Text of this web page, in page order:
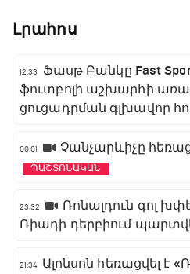
Լրահոս
12:33
Ֆասթ Բանկը Fast
ֆուտբոլի աշխարհի
ցուցադրման գլխավոր
00:01 Չանչարևիչը
ՊԱՇՏՈՆԱԿԱՆ
23:32
Ռոնալդուն գոլ
Ռիադի դերբիում
21:34 Ալոնսոն հեռացվել է